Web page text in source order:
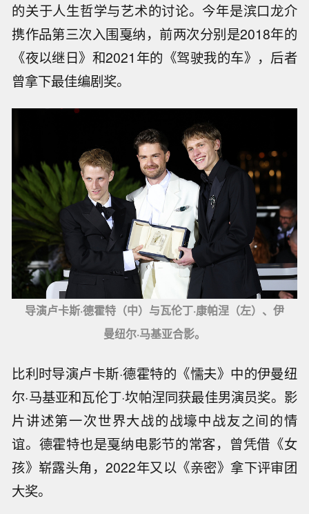
的关于人生哲学与艺术的讨论。今年是滨口龙介
携作品第三次入围戛纳，前两次分别是2018年的
《夜以继日》和2021年的《驾驶我的车》，后者
曾拿下最佳编剧奖。
导演卢卡斯·德霍特（中）与瓦伦丁·康帕涅（左）、伊
曼纽尔·马基亚合影。
比利时导演卢卡斯·德霍特的《懦夫》中的伊曼纽
尔·马基亚和瓦伦丁·坎帕涅同获最佳男演员奖。影
片讲述第一次世界大战的战壕中战友之间的情
谊。德霍特也是戛纳电影节的常客，曾凭借《女
孩》崭露头角，2022年又以《亲密》拿下评审团
大奖。